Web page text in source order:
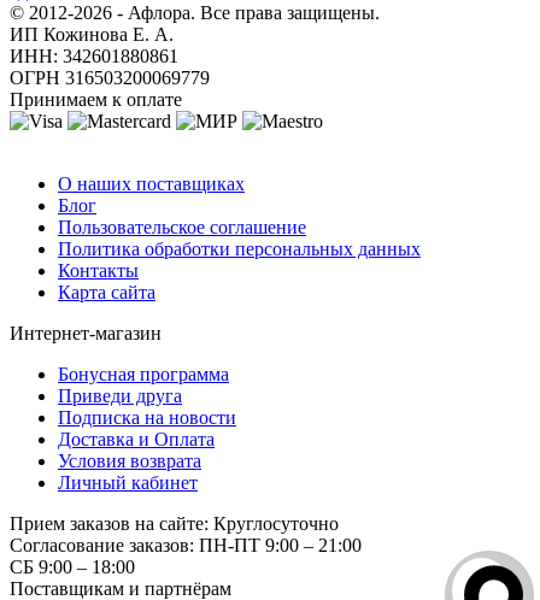
© 2012-2026 - Афлора. Все права защищены.
ИП Кожинова Е. А.
ИНН: 342601880861
ОГРН 316503200069779
Принимаем к оплате
О наших поставщиках
Блог
Пользовательское соглашение
Политика обработки персональных данных
Контакты
Карта сайта
Интернет-магазин
Бонусная программа
Приведи друга
Подписка на новости
Доставка и Оплата
Условия возврата
Личный кабинет
Прием заказов на сайте: Круглосуточно
Согласование заказов: ПН-ПТ 9:00 – 21:00
СБ 9:00 – 18:00
Поставщикам и партнёрам